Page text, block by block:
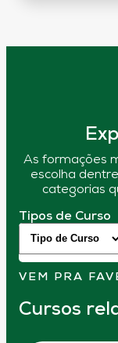
As formações
escolha
categorias
Tipos de Curso
VEM PRA
Cursos